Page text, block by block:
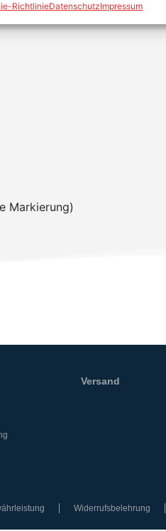
RichtlinieDatenschutzImpressum
U Batterien
Markierung)
Versand
Widerrufsbelehrung